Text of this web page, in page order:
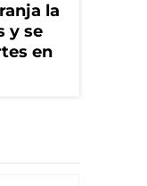
la
y se
en